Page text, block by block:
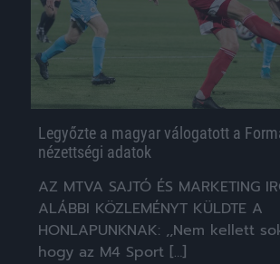
Legyőzte a magyar válogatott a
nézettségi adatok
AZ MTVA SAJTÓ ÉS MARKETING
ALÁBBI KÖZLEMÉNYT KÜLDTE A
HONLAPUNKNAK: ,,Nem kellett
hogy az M4 Sport […]